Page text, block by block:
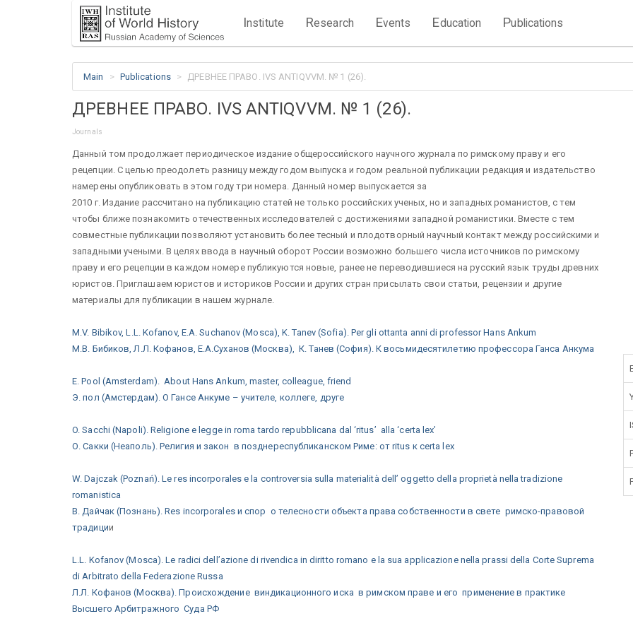
Institute Research Events Education Publications
Main Publications ДРЕВНЕЕ ПРАВО. IVS ANTIQVVM. № 1 (26).
ДРЕВНЕЕ ПРАВО. IVS ANTIQVVM. № 1 (26).
Journals
Данный том продолжает периодическое издание общероссийского научного журнала по римскому праву и его
рецепции. С целью преодолеть разницу между годом выпуска и годом реальной публикации редакция и издательство
намерены опубликовать в этом году три номера. Данный номер выпускается за
2010 г. Издание рассчитано на публикацию статей не только российских ученых, но и западных романистов, с тем
чтобы ближе познакомить отечественных исследователей с достижениями западной романистики. Вместе с тем
совместные публикации позволяют установить более тесный и плодотворный научный контакт между российскими и
западными учеными. В целях ввода в научный оборот России возможно большего числа источников по римскому
праву и его рецепции в каждом номере публикуются новые, ранее не переводившиеся на русский язык труды древних
юристов. Приглашаем юристов и историков России и других стран присылать свои статьи, рецензии и другие
материалы для публикации в нашем журнале.
M.V. Bibikov, L.L. Kofanov, E.A. Suchanov (Mosca), K. Tanev (Sofia). Per gli ottanta anni di professor Hans Ankum
М.В. Бибиков, Л.Л. Кофанов, Е.А.Суханов (Москва), К. Танев (София). К восьмидесятилетию профессора Ганса Анкума
E. Pool (Amsterdam). About Hans Ankum, master, colleague, friend
Э. пол (Амстердам). О Гансе Анкуме – учителе, коллеге, друге
O. Sacchi (Napoli). Religione e legge in roma tardo repubblicana dal ‘ritus’ alla ‘certa lex’
О. Сакки (Неаполь). Религия и закон в позднереспубликанском Риме: от ritus к certa lex
W. Dajczak (Poznań). Le res incorporales e la controversia sulla materialità dell’ oggetto della proprietà nella tradizione
romanistica
В. Дайчак (Познань). Res incorporales и спор о телесности объекта права собственности в свете римско-правовой
традиции
L.L. Kofanov (Mosca). Le radici dell’azione di rivendica in diritto romano e la sua applicazione nella prassi della Corte Suprema
di Arbitrato della Federazione Russa
Л.Л. Кофанов (Москва). Происхождение виндикационного иска в римском праве и его применение в практике
Высшего Арбитражного Суда РФ